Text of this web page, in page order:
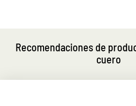
Recomendaciones de
cuero